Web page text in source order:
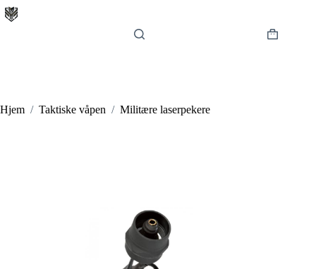
Hopp
til
Hjem / Taktiske våpen / Militære laserpekere